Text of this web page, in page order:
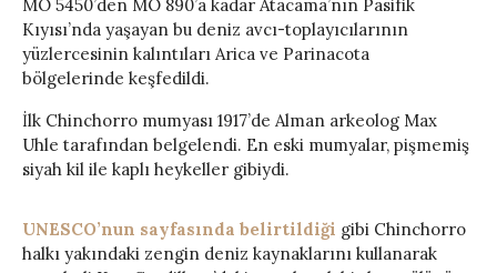
MÖ 5450’den MÖ 890’a kadar Atacama’nın Pasifik
Kıyısı’nda yaşayan bu deniz avcı-toplayıcılarının
yüzlercesinin kalıntıları Arica ve Parinacota
bölgelerinde keşfedildi.
İlk Chinchorro mumyası 1917’de Alman arkeolog Max
Uhle tarafından belgelendi. En eski mumyalar, pişmemiş
siyah kil ile kaplı heykeller gibiydi.
UNESCO’nun sayfasında belirtildiği gibi Chinchorro
halkı yakındaki zengin deniz kaynaklarını kullanarak